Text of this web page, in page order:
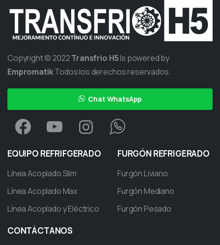
Copyright © 2022Transfrio H5Is powered by
EmpromatikTodos los derechos reservados.
Chat WhatsApp
EQUIPO REFRIFGERADO
Línea Acoplado Slim
Línea Acoplado Max
Línea Acoplado y Eléctrico
FURGÓN REFRIGERADO
Furgón Liviano
Furgón Mediano
Furgón Pesado
CONTÁCTANOS